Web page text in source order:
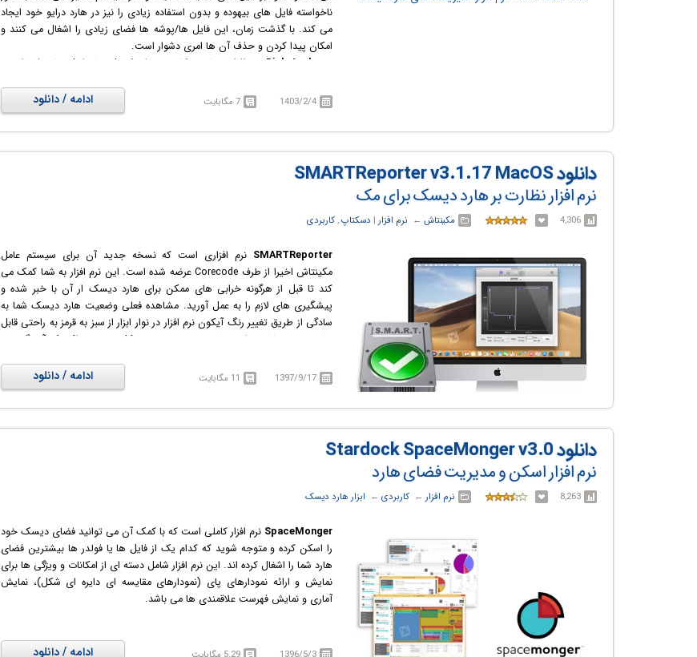
ناخواسته فایل های بیهوده و بدون استفاده زیادی را نیز در هارد درایو خود ایجاد
می کند. با گذشت زمان، این فایل ها/پوشه ها فضای زیادی را اشغال می کنند و
امکان پیدا کردن و حذف آن ها امری دشوار است.
Disk Analyzer نرم افزاری ساده و کاربردی برای کنترل تمام فایل های شما است،
گزارش ها بر اساس سایز فایل، تاریخ فایل، نام صاحب فایل و... گروه بندی می
شوند و به کاربران اجازه می دهد تمام فایل هایی که بدون استفاده هستند و
فضای ذخیره سازی را بیهوده اشغال کرده اند را حذف نموده و فضای دیسک خود را
آزاد کنند همچنین می توانید گزارشات ارائه شده توسط این نرم افزار از فضای
تحلیل بیشتر آن ها را به نرم افزارهای دیگر ارسال کنید.
1403/2/4 7 مگابایت ادامه / دانلود
دانلود SMARTReporter v3.1.17 MacOS
نرم افزار نظارت بر هارد دیسک برای مک
4,306 مکینتاش ← ‏ نرم افزار ‏| دسکتاپ,کاربردی
SMARTReporter نرم افزاری است که نسخه جدید آن برای سیستم عامل
مکینتاش اخیرا از طرف Corecode عرضه شده است. این نرم افزار به شما کمک می
کند تا قبل از هرگونه خرابی های ممکن برای هارد دیسک ار آن با خبر شده و
پیشگیری های لازم را به عمل آورید. مشاهده فعلی وضعیت هارد دیسک شما به
سادگی از طریق تغییر رنگ آیکون نرم افزار در نوار ابزار از سبز به قرمز به راحتی قابل
تشخیص و مشاهده است تا در صورت وجود مشکل جدی به فکر بک آپ گیری و
متصل به سیستم مک سازگار است و می تواند وضعیت همه ی آن ها را نمایش
دهد. نرم افزار (SMART (Self-Monitoring Analysis and Reporting
Technology یک فن آوری پیشرفته است که به عنوان هشدار دهنده مدرن
سیستم برای نظارت بر مشکلات هارد دیسک طراحی شده است. این نرم افزار
ایمیل، هشدار محاوره ای و ... دارد تا هر چه سریع تر در صورت وجود مشکل جدی
1397/9/17 11 مگابایت ادامه / دانلود
دانلود Stardock SpaceMonger v3.0
نرم افزار اسکن و مدیریت فضای هارد
8,263 نرم افزار ← ‏ کاربردی ← ‏ ابزار هارد دیسک
SpaceMonger نرم افزار کاملی است که با کمک آن می توانید فضای دیسک خود
را اسکن کرده و متوجه شوید که کدام یک از فایل ها یا فولدر ها بیشترین فضای
هارد شما را اشغال کرده اند. این نرم افزار شامل دسته ای از امکانات و ویژگی ها برای
نمایش و ارائه نمودارهای پای (نمودارهای مقایسه ای دایره ای شکل)، نمایش
آماری و نمایش فهرست علاقمندی ها می باشد.
ادامه / دانلود